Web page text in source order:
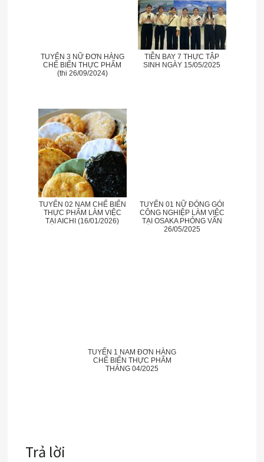
TUYỂN 3 NỮ ĐƠN HÀNG
CHẾ BIẾN THỰC PHẨM
(thi 26/09/2024)
TIỄN BAY 7 THỰC TẬP
SINH NGÀY 15/05/2025
TUYỂN 02 NAM CHẾ BIẾN
THỰC PHẨM LÀM VIỆC
TẠI AICHI (16/01/2026)
TUYỂN 01 NỮ ĐÓNG GÓI
CÔNG NGHIỆP LÀM VIỆC
TẠI OSAKA PHỎNG VẤN
26/05/2025
TUYỂN 1 NAM ĐƠN HÀNG
CHẾ BIẾN THỰC PHẨM
THÁNG 04/2025
Trả lời